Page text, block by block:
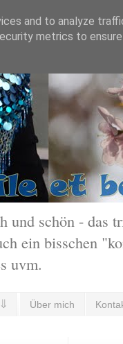
schön -
ein bisschen
uvm.
Über mich
and to analyze
metrics to